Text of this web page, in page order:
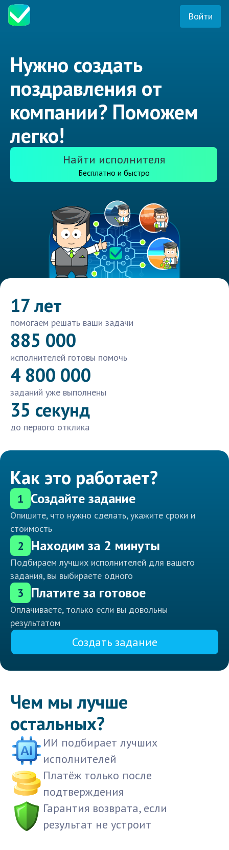
Войти
Нужно создать
поздравления от
компании? Поможем
легко!
Найти исполнителя
Бесплатно и быстро
17 лет
помогаем решать ваши задачи
885 000
исполнителей готовы помочь
4 800 000
заданий уже выполнены
35 секунд
до первого отклика
Как это работает?
1 Создайте задание
Опишите, что нужно сделать, укажите сроки и
стоимость
2 Находим за 2 минуты
Подбираем лучших исполнителей для вашего
задания, вы выбираете одного
3 Платите за готовое
Оплачиваете, только если вы довольны
результатом
Создать задание
Чем мы лучше
остальных?
ИИ подбирает лучших
исполнителей
Платёж только после
подтверждения
Гарантия возврата, если
результат не устроит